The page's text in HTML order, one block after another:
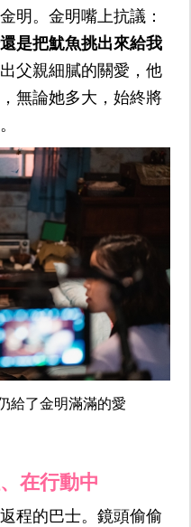
明。金明嘴上抗議：
是把魷魚挑出來給我
父親細膩的關愛，他
無論她多大，始終將
給了金明滿滿的愛
在行動中
程的巴士。鏡頭偷偷